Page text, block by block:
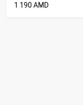
1 190 AMD